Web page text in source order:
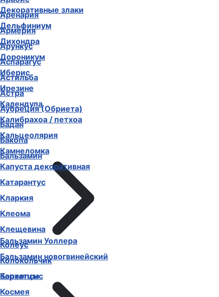
Аренария
Армерия
Арункус
Аспарагус
Астильба
Астра
Аубреция (Обриета)
Бадан
Бакопа
Бальзамин
Бальзамин Уоллера
Бальзамин новогвинейский
Бархатцы
Декоративные злаки
Дельфиниум
Дихондра
Дороникум
Иберис
Ирезине
Календула
Калибрахоа / петхоа
Кальцеолярия
Камнеломка
Капуста декоративная
Катарантус
Кларкия
Клеома
Клещевина
Колеус
Колокольчик
Кореопсис
Космея